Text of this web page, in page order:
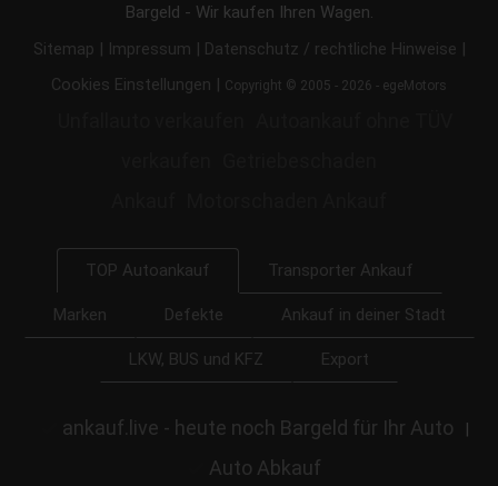
Bargeld - Wir kaufen Ihren Wagen.
Sitemap | Impressum | Datenschutz / rechtliche Hinweise |
Cookies Einstellungen | Copyright © 2005 - 2026 - egeMotors
TOP Autoankauf Transporter Ankauf
Marken Defekte Ankauf in deiner Stadt
LKW, BUS und KFZ Export
ankauf.live - heute noch Bargeld für Ihr Auto |
Auto Abkauf